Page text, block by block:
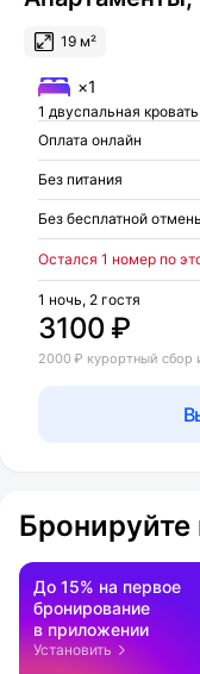
19 м²
×1
1 двуспальная кровать
Оплата онлайн
Без питания
Без бесплатной
Остался 1 номер по
3100 ₽
1 ночь, 2 гостя
2000 ₽ курортный сбор
Бронируйте
До 15% на первое
бронирование
в приложении
Установить